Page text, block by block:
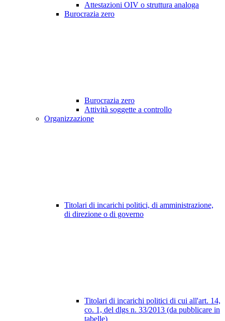
Attestazioni OIV o struttura analoga
Burocrazia zero
Burocrazia zero
Attività soggette a controllo
Organizzazione
Titolari di incarichi politici, di amministrazione,
di direzione o di governo
Titolari di incarichi politici di cui all'art. 14,
co. 1, del dlgs n. 33/2013 (da pubblicare in
tabelle)